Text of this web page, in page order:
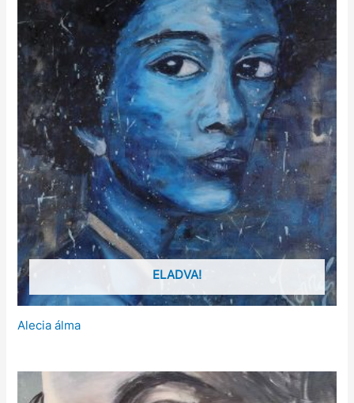
ELADVA!
Alecia álma